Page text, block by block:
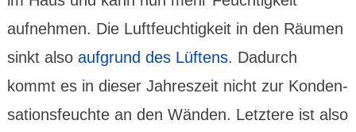
aufneh­men. Die Luft­feuch­tig­keit in den Räumen
sinkt also auf­grund des Lüftens. Dadurch
kommt es in dieser Jahres­zeit nicht zur Konden­
sations­feuchte an den Wänden. Letztere ist also